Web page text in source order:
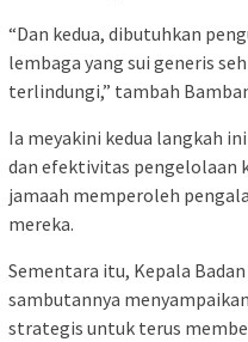
“Dan kedua, dibutuhkan
lembaga yang sui generis
terlindungi,” tambah
Ia meyakini kedua langkah
dan efektivitas pengelolaan
jamaah memperoleh
mereka.
Sementara itu, Kepala
sambutannya
strategis untuk terus